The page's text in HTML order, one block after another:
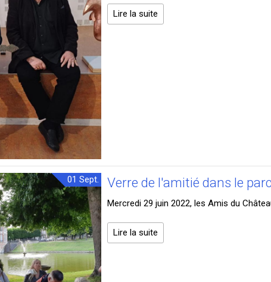
Lire la suite
01 Sept. Verre de l'amitié dans le
Mercredi 29 juin 2022, les Amis du
Lire la suite